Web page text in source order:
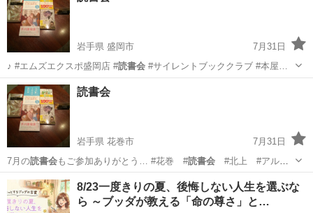
岩手県 盛岡市
7月31日
♪ #エムズエクスポ盛岡店 #読書会#サイレントブッククラブ #本屋…
岩手 盛岡市 その他
読書会
岩手県 花巻市
7月31日
7月の読書会 もご参加ありがとう… #花巻 #読書会#北上 #アル
テ…岩手 花巻市 ワークショップ 読書会
8/23一度きりの夏、後悔しない人生を選ぶな
ら ～ブッダが教える「命の尊さ」と…